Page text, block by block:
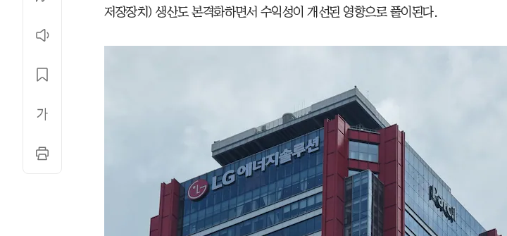
저장장치) 생산도 본격화하면서 수익성이 개선된 영향으로 풀이된다.